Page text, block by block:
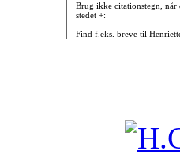
Brug ikke citationstegn, når
stedet +:
Find f.eks. breve til